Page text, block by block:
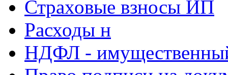
Страховые взносы ИП
Расходы н
НДФЛ -